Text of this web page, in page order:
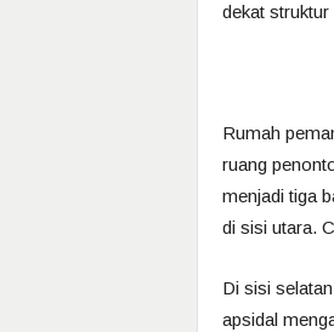
dekat
Rumah
ruang
menjadi tiga
di sisi utara.
Di sisi
apsidal